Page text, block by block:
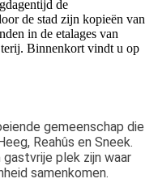
de
de stad zijn kopieën van
in de etalages van
Binnenkort vindt u op
gemeenschap die
Reahûs en Sneek.
plek zijn waar
samenkomen.